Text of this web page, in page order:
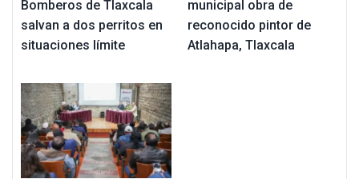
Bomberos de Tlaxcala
salvan a dos perritos en
situaciones límite
municipal obra de
reconocido pintor de
Atlahapa, Tlaxcala